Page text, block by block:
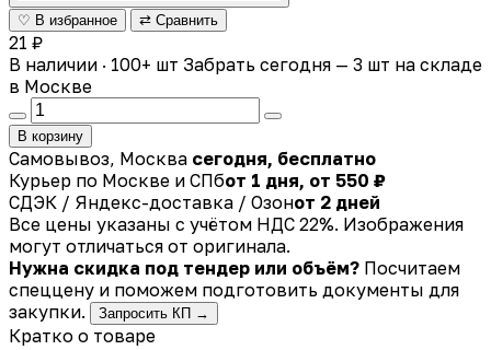
♡ В избранное ⇄ Сравнить
21 ₽
В наличии · 100+ шт Забрать сегодня — 3 шт на складе
в Москве
В корзину
Самовывоз, Москва сегодня, бесплатно
Курьер по Москве и СПбот 1 дня, от 550 ₽
СДЭК / Яндекс-доставка / Озонот 2 дней
Все цены указаны с учётом НДС 22%. Изображения
могут отличаться от оригинала.
Нужна скидка под тендер или объём? Посчитаем
спеццену и поможем подготовить документы для
закупки.
Запросить КП →
Кратко о товаре